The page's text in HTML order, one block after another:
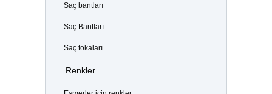
Saç bantları
Saç Bantları
Saç tokaları
Renkler